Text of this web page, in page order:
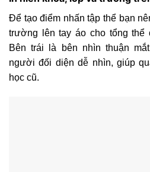
Để tạo điểm nhấn tập thể bạn
trường lên tay áo cho tổng
Bên trái là bên nhìn thuận
người đối diện dễ nhìn, giúp
học cũ.